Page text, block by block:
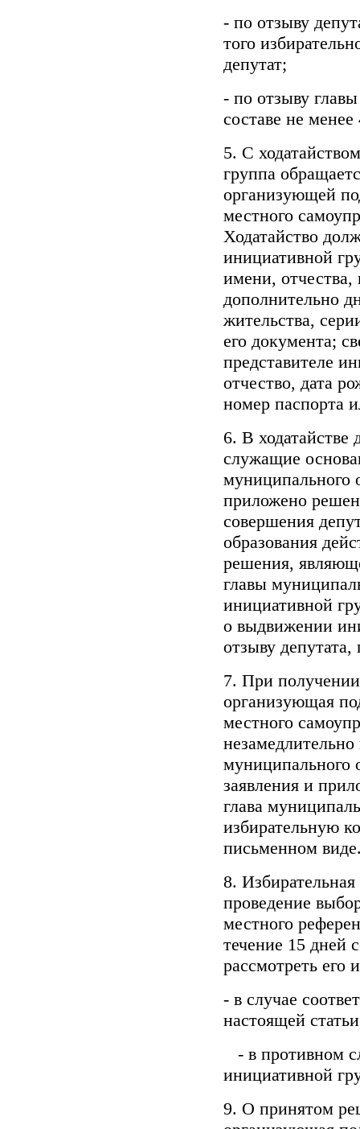
- по отзыву
того
депутат;
- по отзыву
составе не
5. С
группа
организующей
местного
Ходатайство
инициативной
имени, отчества,
дополнительно
жительства,
его документа;
представителе
отчество, дата
номер паспорта
6. В ходатайстве
служащие
муниципального
приложено
совершения
образования
решения,
главы
инициативной
о выдвижении
отзыву
7. При получении
организующая
местного
муниципального
заявления и
глава
избирательную
письменном
8.
проведение
местного
течение 15 дней
рассмотреть его
- в случае
настоящей
- в противном
инициативной
9. О принятом